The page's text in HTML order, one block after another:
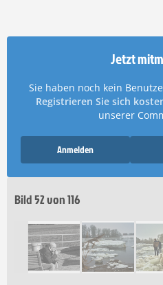
Jetzt
Sie haben noch kein
Registrieren Sie sich
unserer
Anmelden
Bild 52 von 116